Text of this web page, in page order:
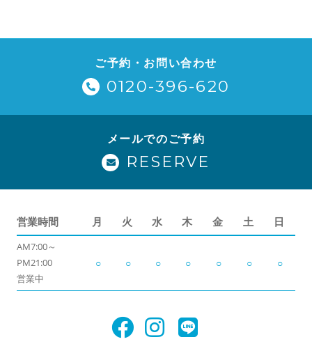
ご予約・お問い合わせ
0120-396-620
メールでのご予約
RESERVE
営業時間 月 火 水 木 金 土 日
AM7:00～
PM21:00
営業中
○ ○ ○ ○ ○ ○ ○